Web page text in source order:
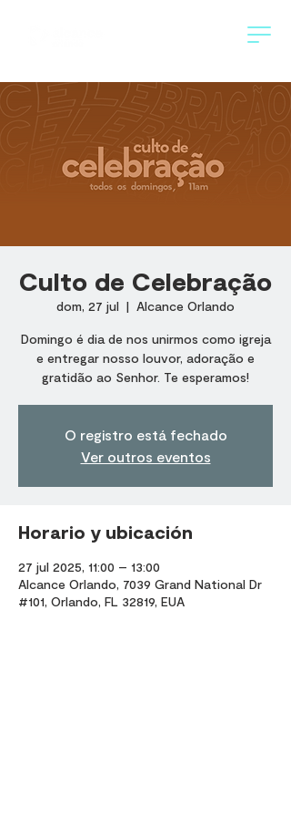
Culto de Celebração
dom, 27 jul
  |
Alcance Orlando
Domingo é dia de nos unirmos como igreja
e entregar nosso louvor, adoração e
gratidão ao Senhor. Te esperamos!
O registro está fechado
Ver outros eventos
Horario y ubicación
27 jul 2025, 11:00 – 13:00
Alcance Orlando, 7039 Grand National Dr
#101, Orlando, FL 32819, EUA